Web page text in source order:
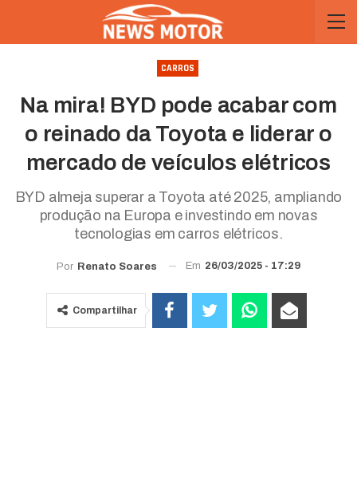
CARROS
Na mira! BYD pode acabar com
o reinado da Toyota e liderar o
mercado de veículos elétricos
BYD almeja superar a Toyota até 2025, ampliando
produção na Europa e investindo em novas
tecnologias em carros elétricos.
Por Renato Soares Em 26/03/2025 - 17:29
Compartilhar